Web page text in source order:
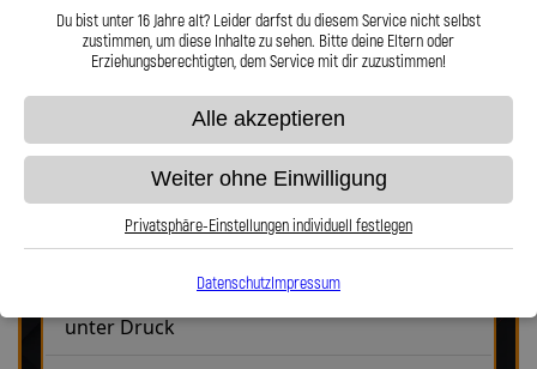
Stahlflex vs. Gummi
Stahlflex
Robust &
langlebig
unter Druck
Du bist unter 16 Jahre alt? Leider darfst du diesem Service nicht selbst
zustimmen, um diese Inhalte zu sehen. Bitte deine Eltern oder
Erziehungsberechtigten, dem Service mit dir zuzustimmen!
Alle akzeptieren
Weiter ohne Einwilligung
Privatsphäre-Einstellungen individuell festlegen
DatenschutzImpressum